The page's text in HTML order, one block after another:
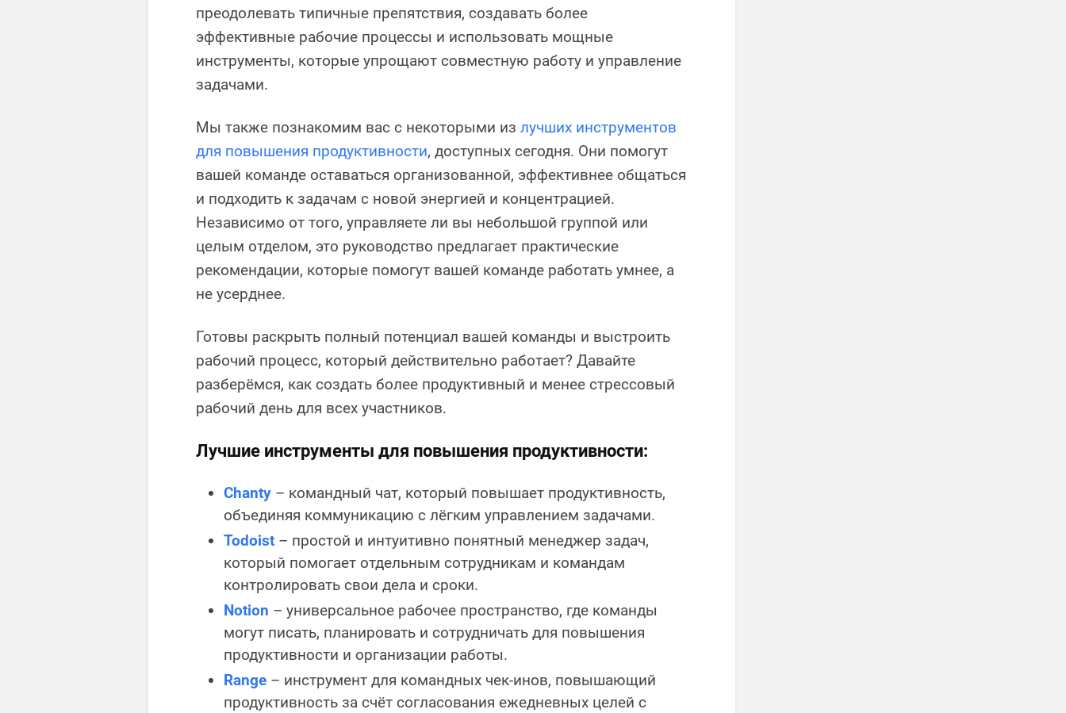
преодолевать типичные препятствия, создавать более
эффективные рабочие процессы и использовать мощные
инструменты, которые упрощают совместную работу и управление
задачами.
Мы также познакомим вас с некоторыми из лучших инструментов
для повышения продуктивности, доступных сегодня. Они помогут
вашей команде оставаться организованной, эффективнее общаться
и подходить к задачам с новой энергией и концентрацией.
Независимо от того, управляете ли вы небольшой группой или
целым отделом, это руководство предлагает практические
рекомендации, которые помогут вашей команде работать умнее, а
не усерднее.
Готовы раскрыть полный потенциал вашей команды и выстроить
рабочий процесс, который действительно работает? Давайте
разберёмся, как создать более продуктивный и менее стрессовый
рабочий день для всех участников.
Лучшие инструменты для повышения продуктивности:
Chanty – командный чат, который повышает продуктивность,
объединяя коммуникацию с лёгким управлением задачами.
Todoist – простой и интуитивно понятный менеджер задач,
который помогает отдельным сотрудникам и командам
контролировать свои дела и сроки.
Notion – универсальное рабочее пространство, где команды
могут писать, планировать и сотрудничать для повышения
продуктивности и организации работы.
Range – инструмент для командных чек-инов, повышающий
продуктивность за счёт согласования ежедневных целей с